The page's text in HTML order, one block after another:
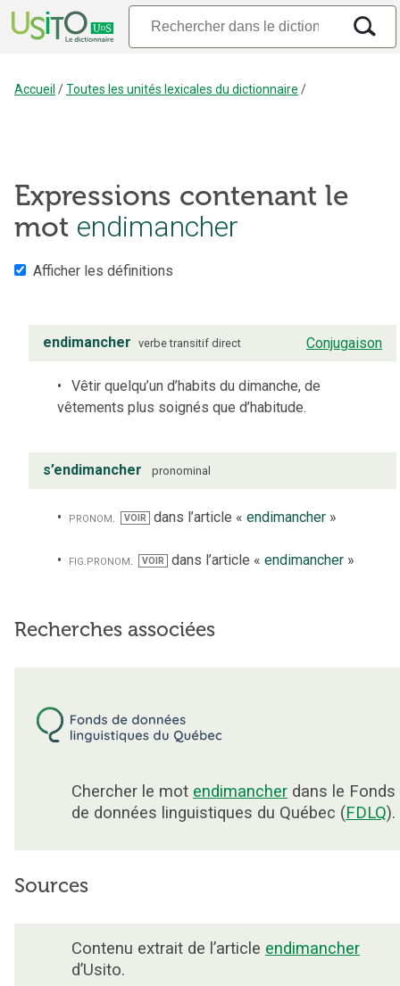
Accueil /Toutes les unités lexicales du dictionnaire /
Expressions contenant le
mot endimancher
Afficher les définitions
endimancher verbe transitif direct Conjugaison
Vêtir quelqu’un d’habits du dimanche, de
vêtements plus soignés que d’habitude.
s’endimancher pronominal
pronom. VOIR dans l’article « endimancher»
fig.pronom. VOIR dans l’article « endimancher»
Recherches associées
Chercher le mot endimancher dans le Fonds
de données linguistiques du Québec (FDLQ).
Sources
Contenu extrait de l’article endimancher
d’Usito.